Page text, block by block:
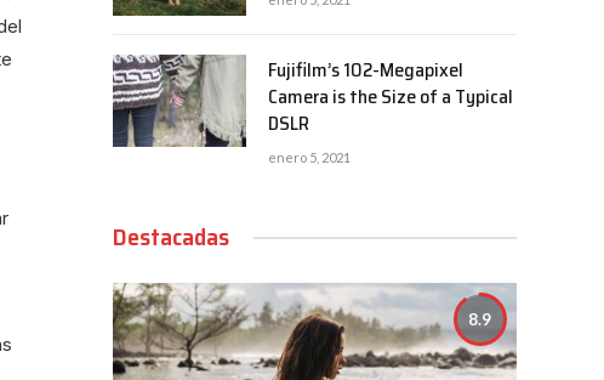
Fujifilm’s 102-Megapixel
Camera is the Size of a Typical
DSLR
enero 5, 2021
Destacadas
8.9